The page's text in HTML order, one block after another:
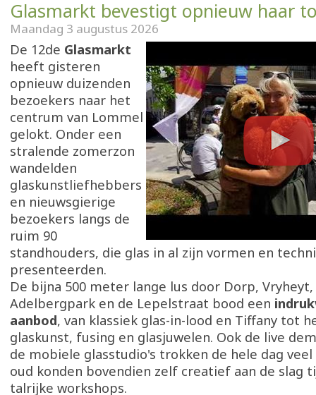
Glasmarkt bevestigt opnieuw haar
Maandag 3 augustus 2026
De 12de Glasmarkt
heeft gisteren
opnieuw duizenden
bezoekers naar het
centrum van Lommel
gelokt. Onder een
stralende zomerzon
wandelden
glaskunstliefhebbers
en nieuwsgierige
bezoekers langs de
ruim 90
standhouders, die glas in al zijn vormen en
presenteerden.
De bijna 500 meter lange lus door Dorp,
Adelbergpark en de Lepelstraat bood een
aanbod, van klassiek glas-in-lood en Tiffany tot
glaskunst, fusing en glasjuwelen. Ook de live
de mobiele glasstudio's trokken de hele dag veel
oud konden bovendien zelf creatief aan de slag
talrijke workshops.